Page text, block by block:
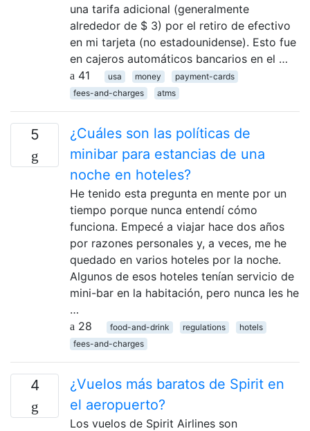
una tarifa adicional (generalmente
alrededor de $ 3) por el retiro de efectivo
en mi tarjeta (no estadounidense). Esto fue
en cajeros automáticos bancarios en el …
41
usa money
payment-cards
fees-and-charges
atms
5
¿Cuáles son las políticas de
minibar para estancias de una
noche en hoteles?
He tenido esta pregunta en mente por un
tiempo porque nunca entendí cómo
funciona. Empecé a viajar hace dos años
por razones personales y, a veces, me he
quedado en varios hoteles por la noche.
Algunos de esos hoteles tenían servicio de
mini-bar en la habitación, pero nunca les he
…
28
food-and-drink regulations
hotels
fees-and-charges
4
¿Vuelos más baratos de Spirit en
el aeropuerto?
Los vuelos de Spirit Airlines son